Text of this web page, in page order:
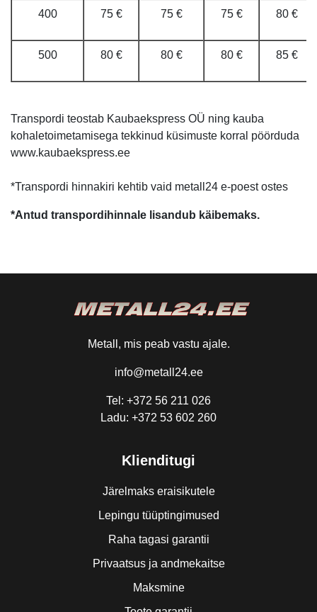
400 75 € 75 € 75 € 80 €
500 80 € 80 € 80 € 85 €
Transpordi teostab Kaubaekspress OÜ ning kauba
kohaletoimetamisega tekkinud küsimuste korral pöörduda
www.kaubaekspress.ee
*Transpordi hinnakiri kehtib vaid metall24 e-poest ostes
*Antud transpordihinnale lisandub käibemaks.
Metall, mis peab vastu ajale.
info@metall24.ee
Tel: +372 56 211 026
Ladu: +372 53 602 260
Klienditugi
Järelmaks eraisikutele
Lepingu tüüptingimused
Raha tagasi garantii
Privaatsus ja andmekaitse
Maksmine